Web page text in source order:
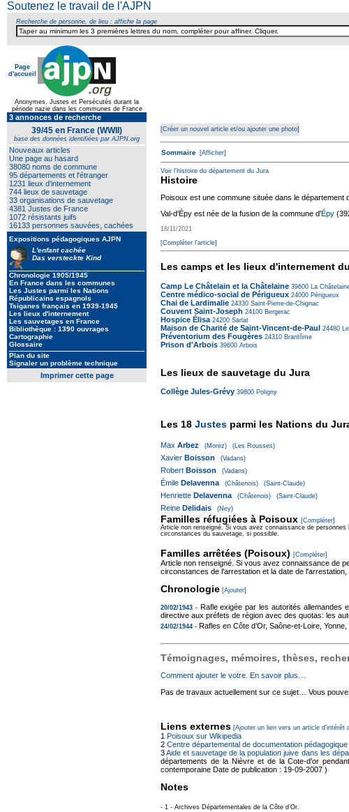
Soutenez le travail de l'AJPN
Recherche de personne, de lieu : affiche la page
Page
d'accueil
Anonymes, Justes et Persécutés durant la
période nazie dans les communes de France
3 annonces de recherche
39/45 en France (WWII)
base des données identifiées par AJPN.org
Nouveaux articles
Une page au hasard
38080 noms de commune
95 départements et l'étranger
1231 lieux d'internement
744 lieux de sauvetage
33 organisations de sauvetage
4381 Justes de France
1072 résistants juifs
16133 personnes sauvées, cachées
Expositions pédagogiques AJPN
L'enfant cachée
Das versteckte Kind
Chronologie 1905/1945
En France dans les communes
Les Justes parmi les Nations
Républicains espagnols
Tsiganes français en 1939-1945
Les lieux d'internement
Les sauvetages en France
Bibliothèque : 1390 ouvrages
Cartographie
Glossaire
Plan du site
Signaler un problème technique
Imprimer cette page
[Créer un nouvel article et/ou ajouter une photo]
Sommaire [Afficher]
Voir l'histoire du département du Jura
Histoire
Poisoux est une commune située dans le département
Val-d'Épy est née de la fusion de la commune d'Épy
18/11/2021
[Compléter l'article]
Les camps et les lieux d'internement
Camp Le Châtelain et la Châtelaine 39600 La
Centre médico-social de Périgueux 24000 Périgueux
Chai de Lardimalie 24330 Saint-Pierre-de-Chignac
Couvent Saint-Joseph 24100 Bergerac
Hospice Élisa 24200 Sarlat
Maison de Charité de Saint-Vincent-de-Paul 24480
Préventorium des Fougères 24310 Brantôme
Prison d'Arbois 39600 Arbois
Les lieux de sauvetage du Jura
Collège Jules-Grévy 39800 Poligny
Les 18 Justes parmi les Nations du
Max Arbez (Morez) (Les Rousses)
Xavier Boisson (Vadans)
Robert Boisson (Vadans)
Émile Delavenna (Châtenois) (Saint-Claude)
Henriette Delavenna (Châtenois) (Saint-Claude)
Reine Delidais (Ney)
Familles réfugiées à Poisoux [Compléter]
Article non renseigné. Si vous avez connaissance de
circonstances du sauvetage, si possible.
Familles arrêtées (Poisoux) [Compléter]
Article non renseigné. Si vous avez connaissance de
circonstances de l'arrestation et la date de l'arrestation,
Chronologie [Ajouter]
20/02/1943 - Rafle exigée par les autorités allemandes
directive aux préfets de région avec des quotas: les
24/02/1944 - Rafles en Côte d’Or, Saône-et-Loire,
Témoignages, mémoires, thèses,
Comment ajouter le votre. En savoir plus…
Pas de travaux actuellement sur ce sujet… Vous
Liens externes [Ajouter un lien vers un article d'intérêt
1
Poisoux sur Wikipedia
2 Centre départemental de documentation
3Aide et sauvetage de la population juive dans les
départements de la Nièvre et de la Cote-d'or
contemporaine Date de publication : 19-09-2007 )
Notes
- 1 - Archives Départementales de la Côte d’Or.